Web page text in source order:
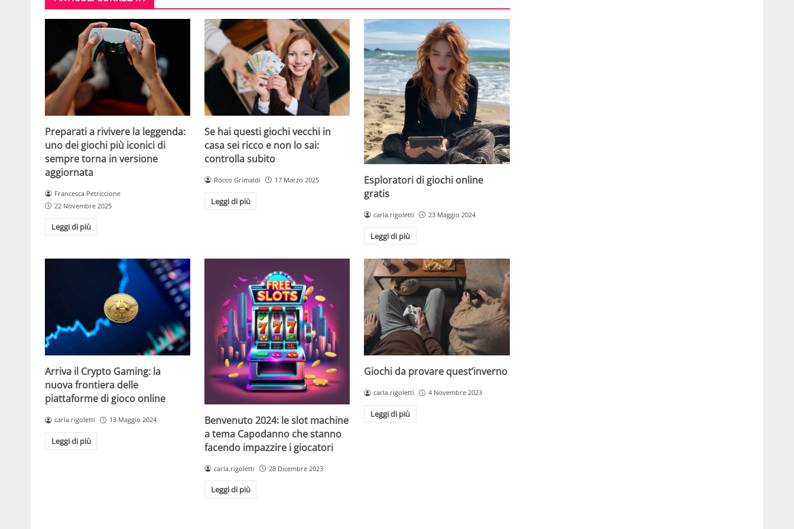
Preparati a rivivere la leggenda:
uno dei giochi più iconici di
sempre torna in versione
aggiornata
Francesca Petriccione
22 Novembre 2025
Leggi di più
Se hai questi giochi vecchi in
casa sei ricco e non lo sai:
controlla subito
Rocco Grimaldi 17 Marzo 2025
Leggi di più
Esploratori di giochi online
gratis
carla.rigoletti 23 Maggio 2024
Leggi di più
Arriva il Crypto Gaming: la
nuova frontiera delle
piattaforme di gioco online
carla.rigoletti 13 Maggio 2024
Leggi di più
Benvenuto 2024: le slot machine
a tema Capodanno che stanno
facendo impazzire i giocatori
carla.rigoletti 28 Dicembre 2023
Leggi di più
Giochi da provare quest’inverno
carla.rigoletti 4 Novembre 2023
Leggi di più